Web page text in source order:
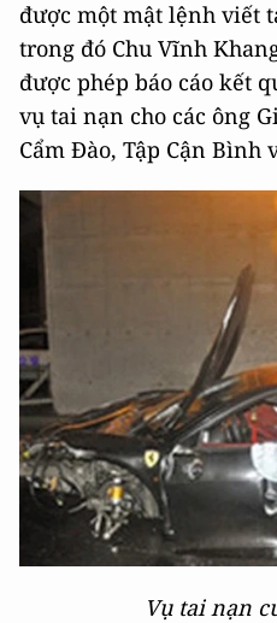
được một mật lệnh viết
trong đó Chu Vĩnh
được phép báo cáo kết
vụ tai nạn cho các ông
Cẩm Đào, Tập Cận Bình
Vụ tai nạn